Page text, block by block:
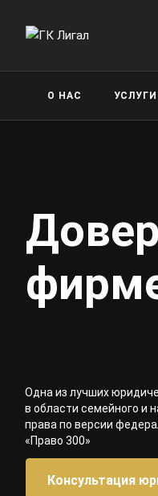
О НАС УСЛУГИ
Одна из лучших
в области семейного и
права по версии
«Право 300»
Консультация